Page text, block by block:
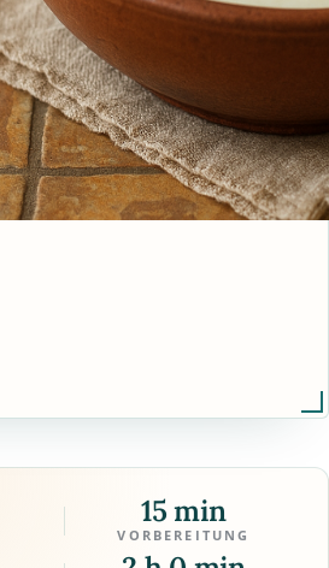
15 min
VORBEREITUNG